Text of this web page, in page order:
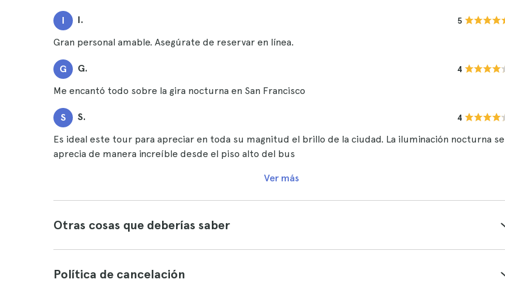
I I. 5
Gran personal amable. Asegúrate de reservar en línea.
G G. 4
Me encantó todo sobre la gira nocturna en San Francisco
S S. 4
Es ideal este tour para apreciar en toda su magnitud el brillo de la ciudad. La iluminación nocturna se
aprecia de manera increíble desde el piso alto del bus
Ver más
Otras cosas que deberías saber
Política de cancelación